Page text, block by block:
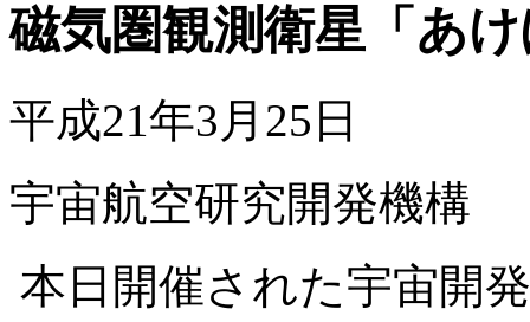
磁気圏観測衛星「あ
平成21年3月25日
宇宙航空研究開発機構
本日開催された宇宙開